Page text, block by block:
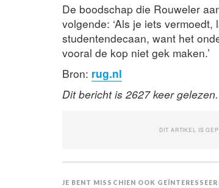
De boodschap die Rouweler
volgende: ‘Als je iets
studentendecaan, want het
vooral de kop niet gek maken.’
Bron: rug.nl
Dit bericht is 2627 keer gelezen.
DIT ARTIKEL IS
JE BENT MISSCHIEN OOK